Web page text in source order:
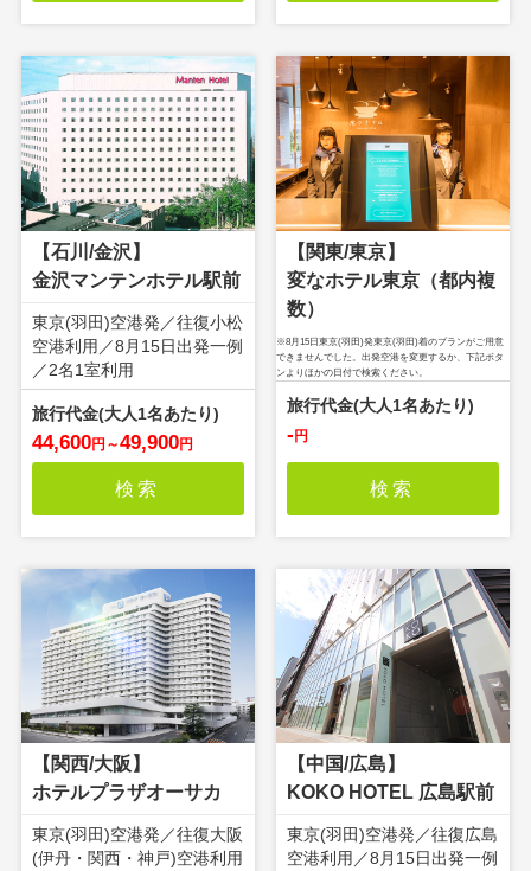
【石川/金沢】
金沢マンテンホテル駅前
44,600円 ～49,900円
東京(羽田)空港発／往復小松
空港利用／8月15日出発一例
／2名1室利用
検索
【関東/東京】
変なホテル東京（都内複
数）
-円
※8月15日東京(羽田)発東京(羽田)着のプランがご用意
できませんでした。出発空港を変更するか、下記ボタ
ンよりほかの日付で検索ください。
検索
【関西/大阪】
ホテルプラザオーサカ
東京(羽田)空港発／往復大阪
(伊丹・関西・神戸)空港利用
【中国/広島】
KOKO HOTEL 広島駅前
東京(羽田)空港発／往復広島
空港利用／8月15日出発一例